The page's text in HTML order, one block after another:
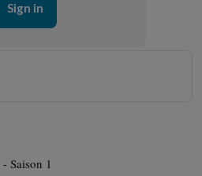
Sign in
Saison 1